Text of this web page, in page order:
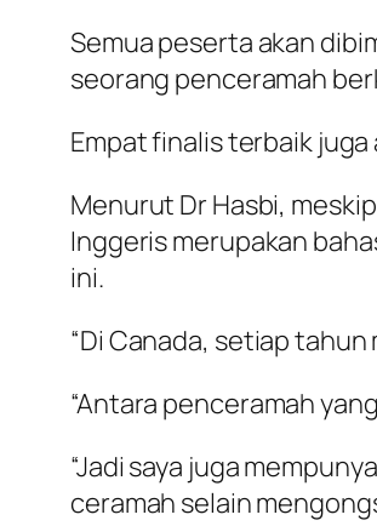
Semua peserta akan
seorang penceramah
Empat finalis terbaik
Menurut Dr Hasbi,
Inggeris merupakan
ini.
“Di Canada, setiap
“Antara penceramah
“Jadi saya juga
ceramah selain